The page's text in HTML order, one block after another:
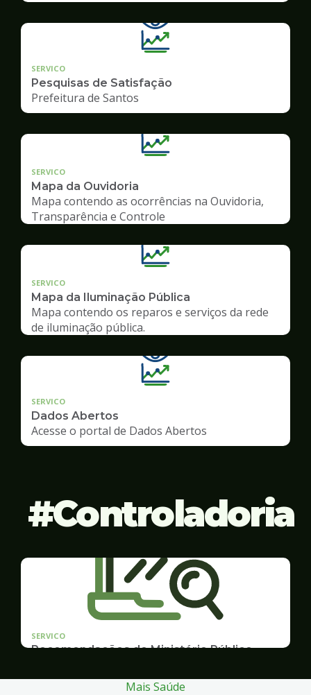
SERVICO
Pesquisas de Satisfação
Prefeitura de Santos
SERVICO
Mapa da Ouvidoria
Mapa contendo as ocorrências na Ouvidoria,
Transparência e Controle
SERVICO
Mapa da Iluminação Pública
Mapa contendo os reparos e serviços da rede
de iluminação pública.
SERVICO
Dados Abertos
Acesse o portal de Dados Abertos
Controladoria
SERVICO
Recomendações do Ministério Público
Mais Saúde